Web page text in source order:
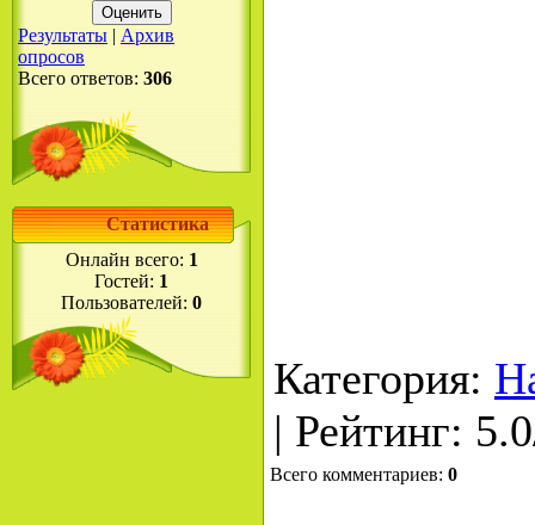
Результаты | Архив
опросов
Всего ответов: 306
Статистика
Онлайн всего: 1
Гостей: 1
Пользователей: 0
Категория:
| Рейтинг: 5.0
Всего комментариев: 0